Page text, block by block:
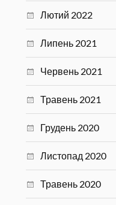
Лютий 2022
Липень 2021
Червень 2021
Травень 2021
Грудень 2020
Листопад 2020
Травень 2020